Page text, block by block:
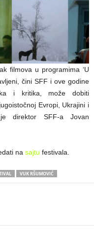
filmova u programima ‘U
čini SFF i ove godine
i kritika, može dobiti
Evropi, Ukrajini i
direktor SFF-a Jovan
na sajtu festivala.
VUK RŠUMOVIĆ